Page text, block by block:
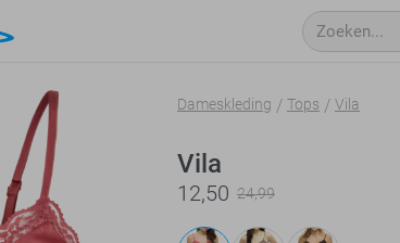
Dameskleding Tops Vila
Vila
12,50 24,99